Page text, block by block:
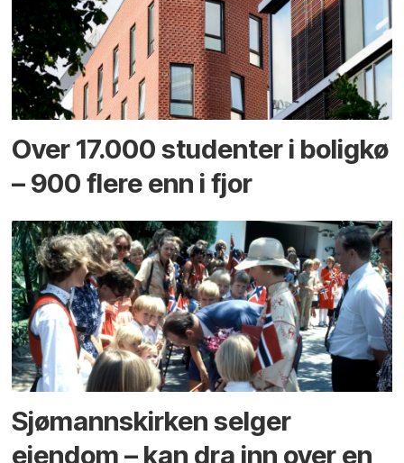
Over 17.000 studenter i boligkø
– 900 flere enn i fjor
Sjømannskirken selger
eiendom – kan dra inn over en